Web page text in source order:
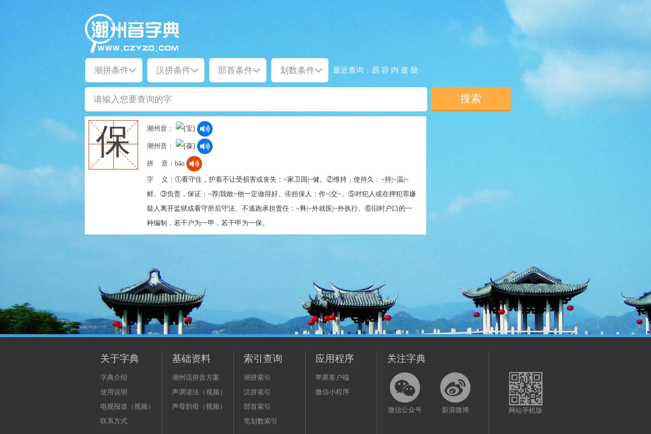
最近查询： 易 容 内 逝 燊
保 潮州音：
潮州音：
拼 音： bǎo
字 义： ①看守住，护着不让受损害或丧失：~家卫国|~健。②维持，使持久：~持|~温|~
鲜。③负责，保证：~荐|我敢~他一定做得好。④担保人：作~|交~。⑤对犯人或在押犯罪嫌
疑人离开监狱或看守所后守法、不逃跑承担责任：~释|~外就医|~外执行。⑥旧时户口的一
种编制，若干户为一甲，若干甲为一保。
关于字典
字典介绍
使用说明
电视报道（视频）
联系方式
基础资料
潮州话拼音方案
声调读法（视频）
声母韵母（视频）
索引查询
潮拼索引
汉拼索引
部首索引
笔划数索引
应用程序
苹果客户端
微信小程序
关注字典
微信公众号 新浪微博 网站手机版